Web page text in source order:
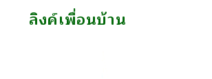
ลิงค์เพื่อนบ้าน